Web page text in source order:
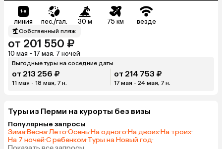
линия пес./гал. 30 м 75 км везде
Собственный пляж
от 201 550 ₽
10 мая - 17 мая, 7 ночей
Выгодные туры на соседние даты
от 213 256 ₽
11 мая - 18 мая, 7 н.
от 214 753 ₽
17 мая - 24 мая, 7 н.
Туры из Перми на курорты без визы
Популярные запросы
Зима·Весна·Лето·Осень·На одного·На двоих·На троих·
На 7 ночей·С ребенком·Туры на Новый год·